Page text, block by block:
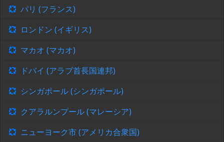
パリ (フランス)
ロンドン (イギリス)
マカオ (マカオ)
ドバイ (アラブ首長国連邦)
シンガポール (シンガポール)
クアラルンプール (マレーシア)
ニューヨーク市 (アメリカ合衆国)